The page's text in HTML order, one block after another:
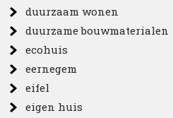
duurzaam wonen
duurzame bouwmaterialen
ecohuis
eernegem
eifel
eigen huis